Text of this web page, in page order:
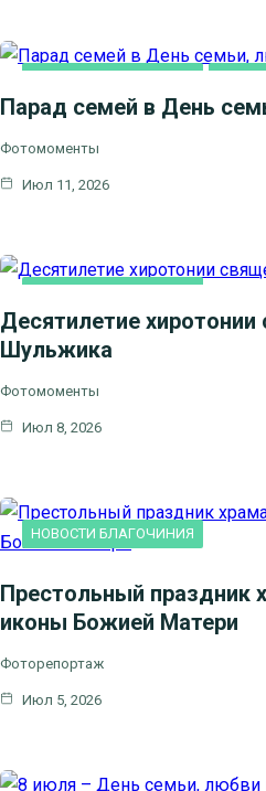
Парад семей в День
Фотомоменты
Июл 11, 2026
Десятилетие
Шульжика
Фотомоменты
Июл 8, 2026
НОВОСТИ БЛАГОЧИНИЯ
Престольный праздник
иконы Божией Матери
Фоторепортаж
Июл 5, 2026